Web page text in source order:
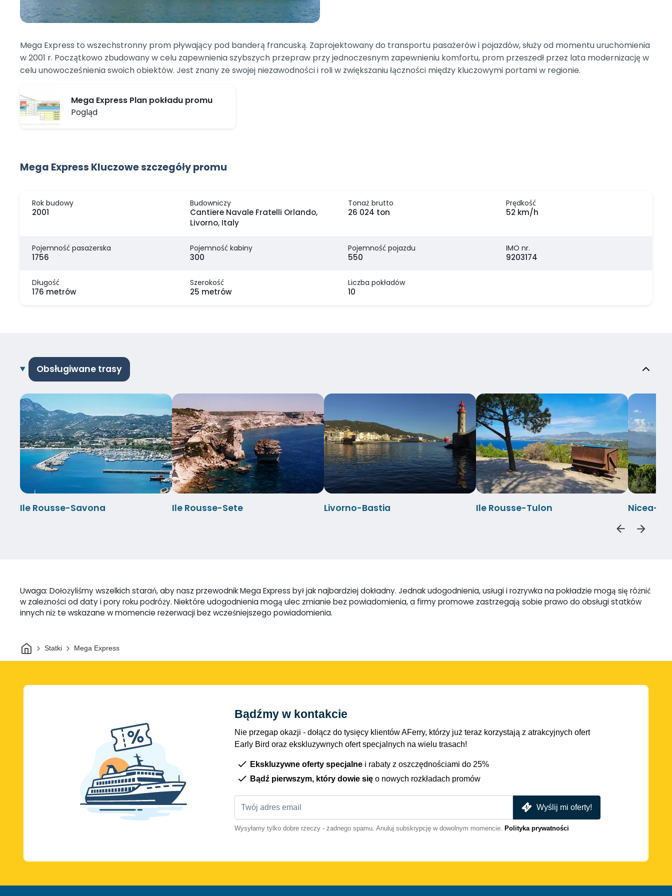
Mega Express to wszechstronny prom pływający pod banderą francuską. Zaprojektowany do transportu pasażerów i pojazdów, służy od momentu uruchomienia
w 2001 r. Początkowo zbudowany w celu zapewnienia szybszych przepraw przy jednoczesnym zapewnieniu komfortu, prom przeszedł przez lata modernizację w
celu unowocześnienia swoich obiektów. Jest znany ze swojej niezawodności i roli w zwiększaniu łączności między kluczowymi portami w regionie.
Mega Express Plan pokładu promu
Pogląd
Mega Express Kluczowe szczegóły promu
Rok budowy
2001
Budowniczy
Cantiere Navale Fratelli Orlando,
Livorno, Italy
Tonaż brutto
26 024 ton
Prędkość
52 km/h
Pojemność pasażerska
1756
Pojemność kabiny
300
Pojemność pojazdu
550
IMO nr.
9203174
Długość
176 metrów
Szerokość
25 metrów
Liczba pokładów
10
Obsługiwane trasy
Ile Rousse-Savona Ile Rousse-Sete Livorno-Bastia Ile Rousse-Tulon Nicea-
Uwaga: Dołożyliśmy wszelkich starań, aby nasz przewodnik Mega Express był jak najbardziej dokładny. Jednak udogodnienia, usługi i rozrywka na pokładzie mogą się różnić
w zależności od daty i pory roku podróży. Niektóre udogodnienia mogą ulec zmianie bez powiadomienia, a firmy promowe zastrzegają sobie prawo do obsługi statków
innych niż te wskazane w momencie rezerwacji bez wcześniejszego powiadomienia.
DomStatki Mega Express
Bądźmy w kontakcie
Nie przegap okazji - dołącz do tysięcy klientów AFerry, którzy już teraz korzystają z atrakcyjnych ofert
Early Bird oraz ekskluzywnych ofert specjalnych na wielu trasach!
Ekskluzywne oferty specjalne i rabaty z oszczędnościami do 25%
Bądź pierwszym, który dowie się o nowych rozkładach promów
Wyślij mi oferty!
Wysyłamy tylko dobre rzeczy - żadnego spamu. Anuluj subskrypcję w dowolnym momencie. Polityka prywatności